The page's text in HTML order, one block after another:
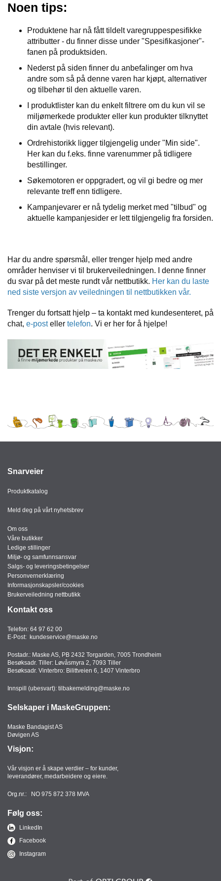
Noen tips:
Produktene har nå fått tildelt varegruppespesifikke
attributter - du finner disse under "Spesifikasjoner"-
fanen på produktsiden.
Nederst på siden finner du anbefalinger om hva
andre som så på denne varen har kjøpt, alternativer
og tilbehør til den aktuelle varen.
I produktlister kan du enkelt filtrere om du kun vil se
miljømerkede produkter eller kun produkter tilknyttet
din avtale (hvis relevant).
Ordrehistorikk ligger tilgjengelig under "Min side".
Her kan du f.eks. finne varenummer på tidligere
bestillinger.
Søkemotoren er oppgradert, og vil gi bedre og mer
relevante treff enn tidligere.
Kampanjevarer er nå tydelig merket med "tilbud" og
aktuelle kampanjesider er lett tilgjengelig fra forsiden.
Har du andre spørsmål, eller trenger hjelp med andre
områder henviser vi til brukerveiledningen. I denne finner
du svar på det meste rundt vår nettbutikk. Her kan du laste
ned siste versjon av veiledningen til nettbutikken vår.
Trenger du fortsatt hjelp – ta kontakt med kundesenteret, på
chat, e-posteller telefon. Vi er her for å hjelpe!
Snarveier
Produktkatalog
Meld deg på vårt nyhetsbrev
Om oss
Våre butikker
Ledige stillinger
Miljø- og samfunnsansvar
Salgs- og leveringsbetingelser
Personvernerklæring
Informasjonskapsler/cookies
Brukerveiledning nettbutikk
Kontakt oss
Telefon: 64 97 62 00
E-Post: kundeservice@maske.no
Postadr.: Maske AS, PB 2432 Torgarden, 7005 Trondheim
Besøksadr. Tiller: Løvåsmyra 2, 7093 Tiller
Besøksadr. Vinterbro: Bilittveien 6, 1407 Vinterbro
Innspill (ubesvart): tilbakemelding@maske.no
Selskaper i MaskeGruppen:
Maske Bandagist AS
Døvigen AS
Visjon:
Vår visjon er å skape verdier – for kunder,
leverandører, medarbeidere og eiere.
Org.nr.: NO 975 872 378 MVA
Følg oss:
LinkedIn
Facebook
Instagram